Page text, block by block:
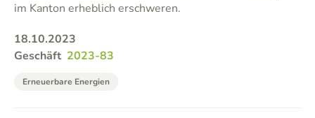
im Kanton erheblich erschweren.
18.10.2023
Geschäft 2023-83
Erneuerbare Energien